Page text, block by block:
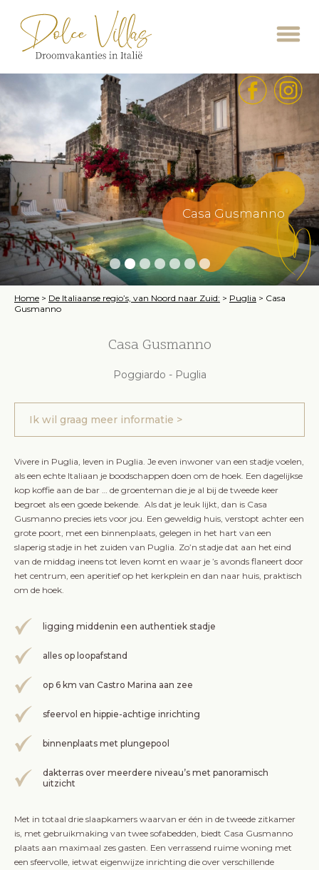
Casa Gusmanno
Home > De Italiaanse regio’s, van Noord naar Zuid: > Puglia > Casa
Gusmanno
Casa Gusmanno
Poggiardo - Puglia
Ik wil graag meer informatie >
Vivere in Puglia, leven in Puglia. Je even inwoner van een stadje voelen,
als een echte Italiaan je boodschappen doen om de hoek. Een dagelijkse
kop koffie aan de bar … de groenteman die je al bij de tweede keer
begroet als een goede bekende. Als dat je leuk lijkt, dan is Casa
Gusmanno precies iets voor jou. Een geweldig huis, verstopt achter een
grote poort, met een binnenplaats, gelegen in het hart van een
slaperig stadje in het zuiden van Puglia. Zo’n stadje dat aan het eind
van de middag ineens tot leven komt en waar je ’s avonds flaneert door
het centrum, een aperitief op het kerkplein en dan naar huis, praktisch
om de hoek.
ligging middenin een authentiek stadje
alles op loopafstand
op 6 km van Castro Marina aan zee
sfeervol en hippie-achtige inrichting
binnenplaats met plungepool
dakterras over meerdere niveau’s met panoramisch
uitzicht
Met in totaal drie slaapkamers waarvan er één in de tweede zitkamer
is, met gebruikmaking van twee sofabedden, biedt Casa Gusmanno
plaats aan maximaal zes gasten. Een verrassend ruime woning met
een sfeervolle, ietwat eigenwijze inrichting die over verschillende